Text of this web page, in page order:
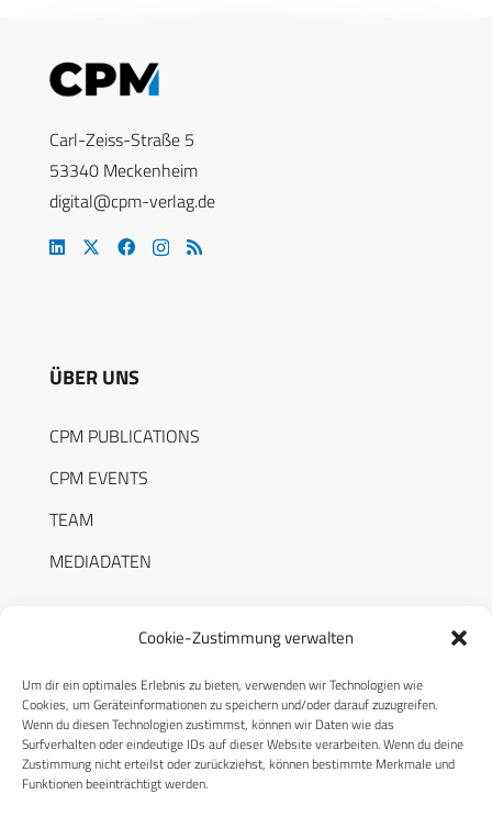
Cookie-Zustimmung verwalten
Um dir ein optimales Erlebnis zu bieten, verwenden wir Technologien wie
Cookies, um Geräteinformationen zu speichern und/oder darauf zuzugreifen.
Wenn du diesen Technologien zustimmst, können wir Daten wie das
Surfverhalten oder eindeutige IDs auf dieser Website verarbeiten. Wenn du deine
Zustimmung nicht erteilst oder zurückziehst, können bestimmte Merkmale und
Funktionen beeinträchtigt werden.
Carl-Zeiss-Straße 5
53340 Meckenheim
digital@cpm-verlag.de
ÜBER UNS
CPM PUBLICATIONS
CPM EVENTS
TEAM
MEDIADATEN
RECHTLICHES
Datenschutzerklärung
Cookie-Richtlinie (EU)